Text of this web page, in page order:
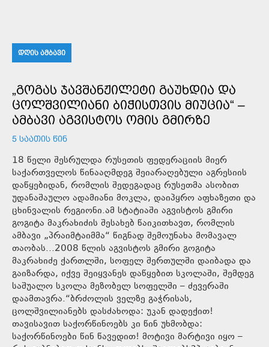
ᲓᲦᲘᲡ ᲐᲛᲑᲐᲕᲘ
„ᲒᲝᲒᲐᲡ ᲯᲐᲕᲨᲐᲜᲟᲘᲚᲔᲢᲘ ᲒᲐᲣᲮᲓᲘᲐ ᲓᲐ
ᲪᲝᲚᲨᲕᲘᲚᲘᲐᲜᲘ ᲑᲘᲭᲘᲡᲗᲕᲘᲡ ᲛᲘᲣᲪᲘᲐ“ –
ᲐᲛᲑᲐᲕᲘ ᲐᲒᲕᲘᲡᲢᲝᲡ ᲝᲛᲘᲡ ᲒᲛᲘᲠᲖᲔ
5 ᲡᲐᲐᲗᲘᲡ ᲬᲘᲜ
18 წელი შესრულდა რუსეთის ფედერაციის მიერ
საქართველოს წინააღმდეგ შეიარაღებული აგრესიის
დაწყებიდან, რომლის შედეგადაც რუსეთმა ასობით
უდანაშაულო ადამიანი მოკლა, დაიპყრო აფხაზეთი და
ცხინვალის რეგიონი.ამ სტატიაში აგვისტოს გმირი
გოგიტა მაკრახიძის შესახებ წაიკითხავთ, რომლის
ამბავი „პრაიმტაიმმა“ წიგნად შემოუნახა მომავალ
თაობას...2008 წლის აგვისტოს გმირი გოგიტა
მაკრახიძე ქართლში, სოფელ შერთულში დაიბადა და
გაიზარდა, იქვე შეიყვანეს დაწყებით სკოლაში, შემდეგ
საშუალო სკოლა მეზობელ სოფელში – ძევერაში
დაამთავრა.“ბრძოლის ველზე გაჭრისას,
ცოლშვილიანებს დასძახოდა: უკან დადექით!
თავისავით საქორწინოებს კი წინ უხმობდა:
საქორწინოები წინ წავედით! მოტივი მარტივი იყო –